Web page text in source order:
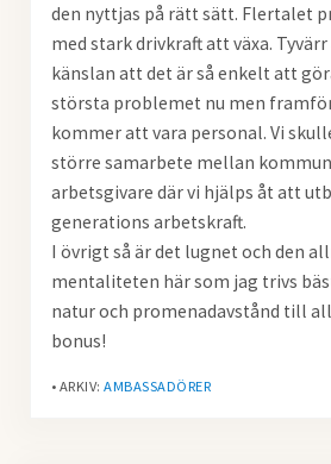
den nyttjas på rätt sätt. Flertalet
med stark drivkraft att växa.
känslan att det är så enkelt att
största problemet nu men
kommer att vara personal. Vi
större samarbete mellan
arbetsgivare där vi hjälps åt att
generations arbetskraft.
I övrigt så är det lugnet och den
mentaliteten här som jag trivs
natur och promenadavstånd till
bonus!
• ARKIV:AMBASSADÖRER